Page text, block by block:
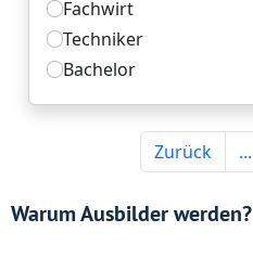
Warum Ausbilder werden?